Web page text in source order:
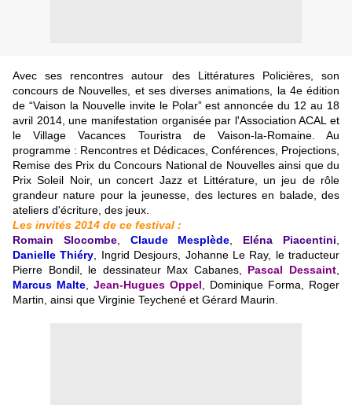
Avec ses rencontres autour des Littératures Policières, son
concours de Nouvelles, et ses diverses animations, la 4e édition
de “Vaison la Nouvelle invite le Polar” est annoncée du 12 au 18
avril 2014, une manifestation organisée par l'Association ACAL et
le Village Vacances Touristra de Vaison-la-Romaine. Au
programme : Rencontres et Dédicaces, Conférences, Projections,
Remise des Prix du Concours National de Nouvelles ainsi que du
Prix Soleil Noir, un concert Jazz et Littérature, un jeu de rôle
grandeur nature pour la jeunesse, des lectures en balade, des
ateliers d'écriture, des jeux.
Les invités 2014 de ce festival :
Romain Slocombe, Claude Mesplède Eléna Piacentini
Danielle Thiéry , Ingrid Desjours, Johanne Le Ray, le traducteur
Pierre Bondil, le dessinateur Max Cabanes, Pascal Dessaint
Marcus Malte
Jean-Hugues Oppel
Dominique Forma, Roger
Martin, ainsi que Virginie Teychené et Gérard Maurin.